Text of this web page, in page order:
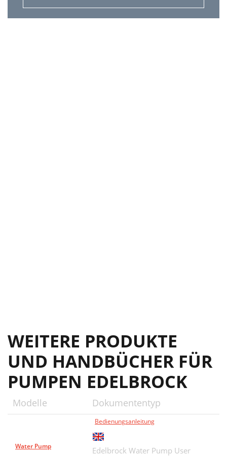
WEITERE PRODUKTE
UND HANDBÜCHER FÜR
PUMPEN EDELBROCK
Modelle Dokumententyp
Water Pump
Bedienungsanleitung
Edelbrock Water Pump User